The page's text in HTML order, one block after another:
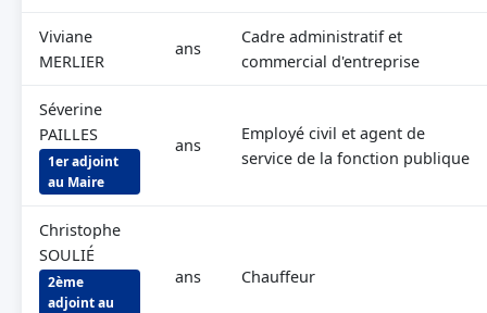
Viviane
MERLIER
ans
Cadre administratif et
commercial d'entreprise
Séverine
PAILLES
1er adjoint
au Maire
ans
Employé civil et agent de
service de la fonction publique
Christophe
SOULIÉ
2ème
adjoint au
ans Chauffeur